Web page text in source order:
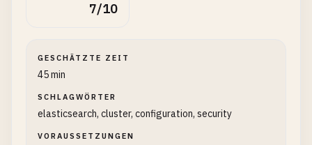
7/10
GESCHÄTZTE ZEIT
45 min
SCHLAGWÖRTER
elasticsearch, cluster, configuration, security
VORAUSSETZUNGEN